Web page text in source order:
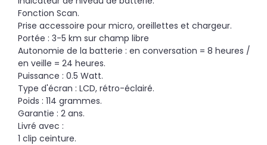
Fonction Scan.
Prise accessoire pour micro, oreillettes et chargeur.
Portée : 3-5 km sur champ libre
Autonomie de la batterie : en conversation = 8 heures /
en veille = 24 heures.
Puissance : 0.5 Watt.
Type d'écran : LCD, rétro-éclairé.
Poids : 114 grammes.
Garantie : 2 ans.
Livré avec :
1 clip ceinture.